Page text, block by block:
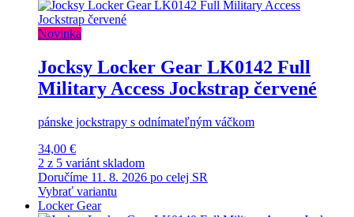
Novinka
Jocksy Locker Gear LK0142 Full
Military Access Jockstrap červené
pánske jockstrapy s odnímateľným váčkom
34,00 €
2 z 5 variánt skladom
Doručíme 11. 8. 2026 po celej SR
Vybrať variantu
Locker Gear